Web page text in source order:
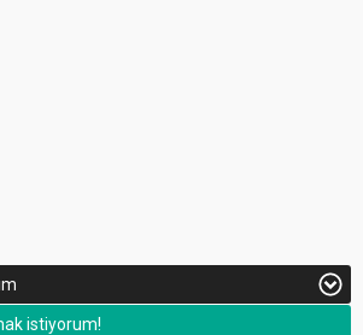
istiyorum!